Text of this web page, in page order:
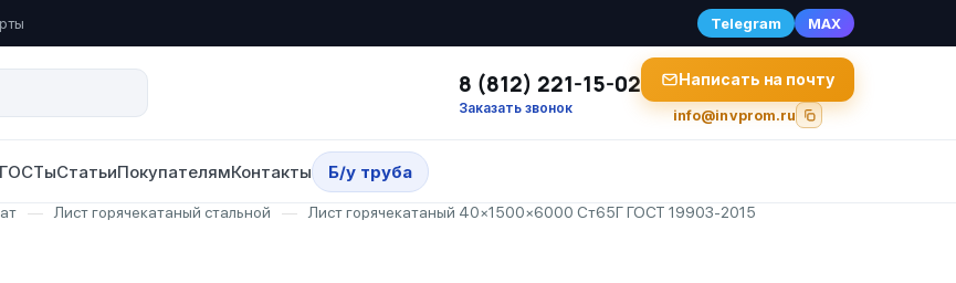
Telegram MAX
8 (812) 221-15-02
Заказать звонок
Написать на почту
info@invprom.ru
СтатьиПокупателямКонтакты Б/у труба
— Лист горячекатаный стальной — Лист горячекатаный 40×1500×6000 Ст65Г ГОСТ 19903-2015